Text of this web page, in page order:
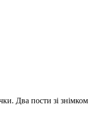
Два пости зі знімком